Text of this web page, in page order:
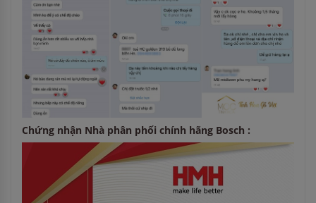
Chứng nhận Nhà phân phối chính hãng Bosch :